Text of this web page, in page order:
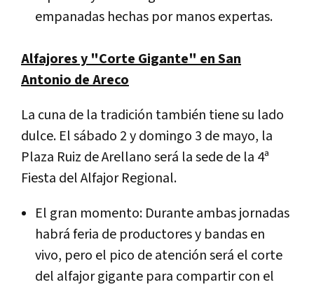
empanadas hechas por manos expertas.
Alfajores y "Corte Gigante" en San
Antonio de Areco
La cuna de la tradición también tiene su lado
dulce. El sábado 2 y domingo 3 de mayo, la
Plaza Ruiz de Arellano será la sede de la 4ª
Fiesta del Alfajor Regional.
El gran momento: Durante ambas jornadas
habrá feria de productores y bandas en
vivo, pero el pico de atención será el corte
del alfajor gigante para compartir con el